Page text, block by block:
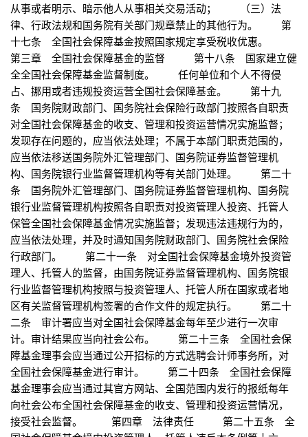
从事或者明示、暗示他人从事相关交易活动； （三）法
律、行政法规和国务院有关部门规章禁止的其他行为。 第
十七条 全国社会保障基金按照国家规定享受税收优惠。
第三章 全国社会保障基金的监督 第十八条 国家建立健
全全国社会保障基金监督制度。 任何单位和个人不得侵
占、挪用或者违规投资运营全国社会保障基金。 第十九
条 国务院财政部门、国务院社会保险行政部门按照各自职责
对全国社会保障基金的收支、管理和投资运营情况实施监督；
发现存在问题的，应当依法处理；不属于本部门职责范围的，
应当依法移送国务院外汇管理部门、国务院证券监督管理机
构、国务院银行业监督管理机构等有关部门处理。 第二十
条 国务院外汇管理部门、国务院证券监督管理机构、国务院
银行业监督管理机构按照各自职责对投资管理人投资、托管人
保管全国社会保障基金情况实施监督；发现违法违规行为的，
应当依法处理，并及时通知国务院财政部门、国务院社会保险
行政部门。 第二十一条 对全国社会保障基金境外投资管
理人、托管人的监督，由国务院证券监督管理机构、国务院银
行业监督管理机构按照与投资管理人、托管人所在国家或者地
区有关监督管理机构签署的合作文件的规定执行。 第二十
二条 审计署应当对全国社会保障基金每年至少进行一次审
计。审计结果应当向社会公布。 第二十三条 全国社会保
障基金理事会应当通过公开招标的方式选聘会计师事务所，对
全国社会保障基金进行审计。 第二十四条 全国社会保障
基金理事会应当通过其官方网站、全国范围内发行的报纸每年
向社会公布全国社会保障基金的收支、管理和投资运营情况，
接受社会监督。 第四章 法律责任 第二十五条 全